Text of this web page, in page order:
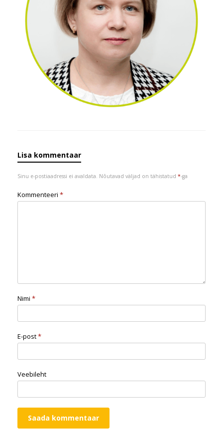
Lisa kommentaar
Sinu e-postiaadressi ei avaldata. Nõutavad väljad on tähistatud *-ga
Kommenteeri *
Nimi *
E-post*
Veebileht